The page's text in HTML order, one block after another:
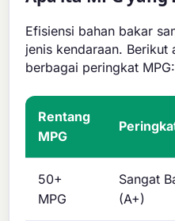
Efisiensi bahan bakar
jenis kendaraan. Berikut
berbagai peringkat MPG:
Rentang
MPG
50+
MPG
Sangat
(A+)